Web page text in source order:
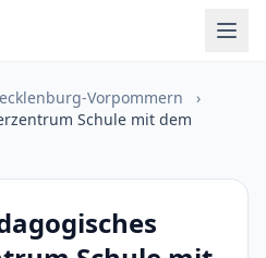
Vorpommern
›
Schule mit dem